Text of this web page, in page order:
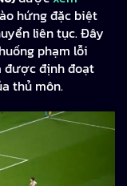
hứng đặc biệt
liên tục. Đây
phạm lỗi
được định đoạt
thủ môn.